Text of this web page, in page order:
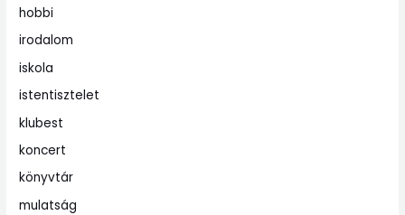
hobbi
irodalom
iskola
istentisztelet
klubest
koncert
könyvtár
mulatság